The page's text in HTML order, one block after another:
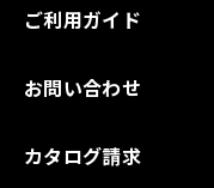
ご利用ガイド
お問い合わせ
カタログ請求